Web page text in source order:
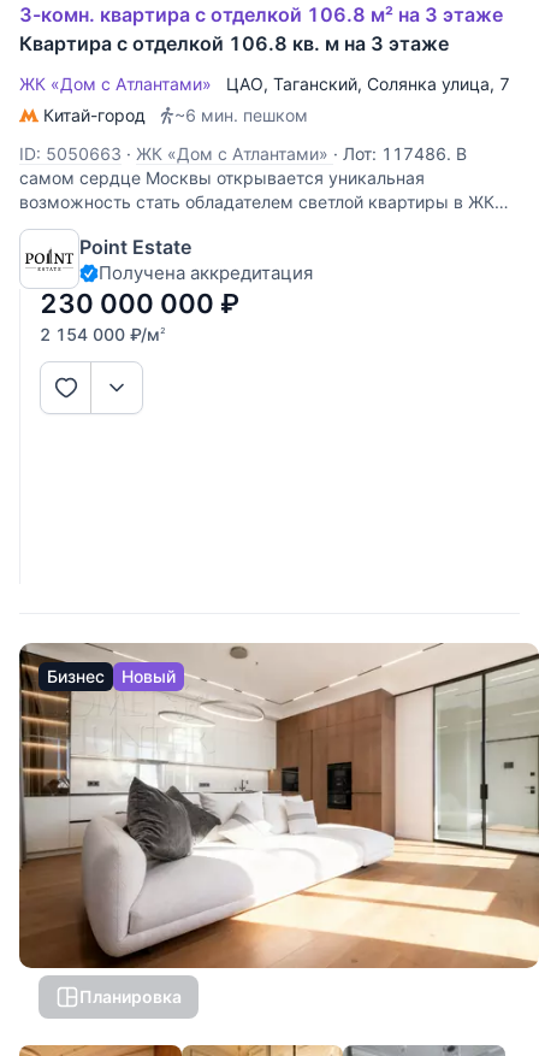
3-комн. квартира с отделкой 106.8 м² на 3 этаже
Квартира с отделкой 106.8 кв. м на 3 этаже
ЖК «Дом с Атлантами» ЦАО, Таганский, Солянка улица, 7
Китай-город
~6 мин. пешком
ID: 5050663 · ЖК «Дом с Атлантами» · Лот: 117486. В
самом сердце Москвы открывается уникальная
возможность стать обладателем светлой квартиры в ЖК
«Доме с Атлантами» - это не просто жилье, а настоящее
наследие, где каждая деталь дышит историей, а каждый
день наполнен столичным ритмом и
Point Estate
Получена аккредитация
230 000 000 ₽
2 154 000 ₽/м2
Бизнес Новый
Планировка